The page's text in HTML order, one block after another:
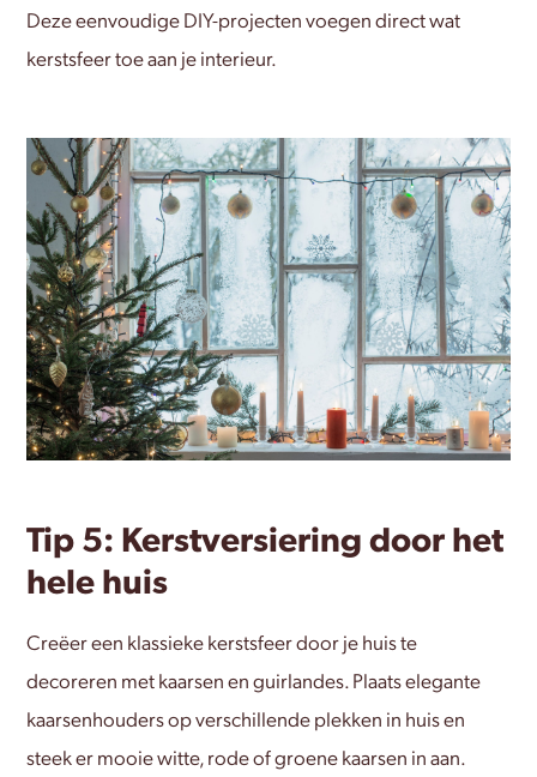
Deze eenvoudige DIY-projecten voegen direct wat
kerstsfeer toe aan je interieur.
Tip 5: Kerstversiering door het
hele huis
Creëer een klassieke kerstsfeer door je huis te
decoreren met kaarsen en guirlandes. Plaats elegante
kaarsenhouders op verschillende plekken in huis en
steek er mooie witte, rode of groene kaarsen in aan.